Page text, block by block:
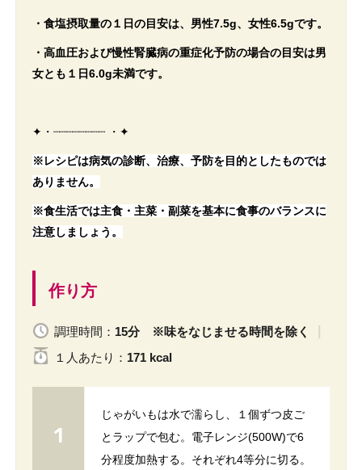
・食塩摂取量の１日の目安は、男性7.5g、女性6.5gです。
・高血圧および慢性腎臓病の重症化予防の場合の目安は男
女とも１日6.0g未満です。
✦・┈┈┈┈┈┈┈┈ ・✦
※レシピは病気の診断、治療、予防を目的としたものでは
ありません。
※食生活では主食・主菜・副菜を基本に食事のバランスに
注意しましょう。
作り方
調理時間： 15分 ※味をなじませる時間を除く
１人 あたり ： 171 kcal
じゃがいもは水で濡らし、１個ずつ皮ご
とラップで包む。電子レンジ(500W)で6
分程度加熱する。それぞれ4等分に切る。